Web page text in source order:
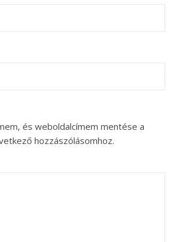
és weboldalcímem mentése a
hozzászólásomhoz.